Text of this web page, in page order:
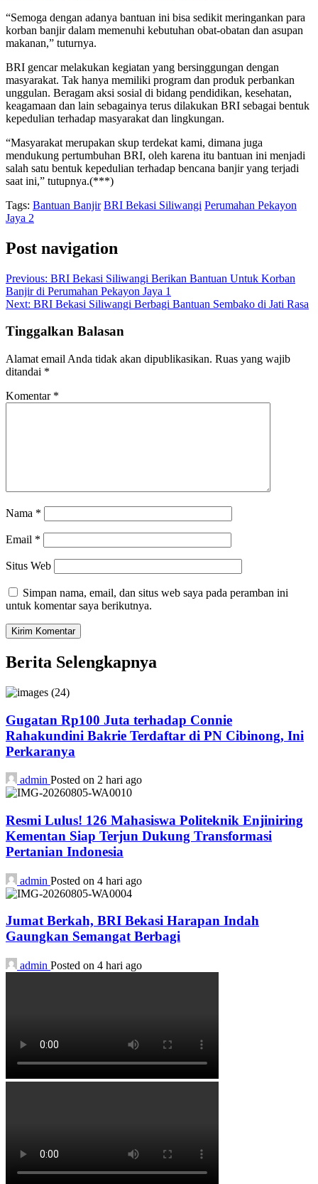
“Semoga dengan adanya bantuan ini bisa sedikit meringankan para
korban banjir dalam memenuhi kebutuhan obat-obatan dan asupan
makanan,” tuturnya.
BRI gencar melakukan kegiatan yang bersinggungan dengan
masyarakat. Tak hanya memiliki program dan produk perbankan
unggulan. Beragam aksi sosial di bidang pendidikan, kesehatan,
keagamaan dan lain sebagainya terus dilakukan BRI sebagai bentuk
kepedulian terhadap masyarakat dan lingkungan.
“Masyarakat merupakan skup terdekat kami, dimana juga
mendukung pertumbuhan BRI, oleh karena itu bantuan ini menjadi
salah satu bentuk kepedulian terhadap bencana banjir yang terjadi
saat ini,” tutupnya.(***)
Tags: Bantuan Banjir BRI Bekasi Siliwangi Perumahan Pekayon
Jaya 2
Post navigation
Previous: BRI Bekasi Siliwangi Berikan Bantuan Untuk Korban
Banjir di Perumahan Pekayon Jaya 1
Next: BRI Bekasi Siliwangi Berbagi Bantuan Sembako di Jati Rasa
Tinggalkan Balasan
Alamat email Anda tidak akan dipublikasikan. Ruas yang wajib
ditandai *
Komentar *
Nama *
Email *
Situs Web
Simpan nama, email, dan situs web saya pada peramban ini
untuk komentar saya berikutnya.
Berita Selengkapnya
Gugatan Rp100 Juta terhadap Connie
Rahakundini Bakrie Terdaftar di PN Cibinong, Ini
Perkaranya
admin Posted on 2 hari ago
Resmi Lulus! 126 Mahasiswa Politeknik Enjiniring
Kementan Siap Terjun Dukung Transformasi
Pertanian Indonesia
admin Posted on 4 hari ago
Jumat Berkah, BRI Bekasi Harapan Indah
Gaungkan Semangat Berbagi
admin Posted on 4 hari ago